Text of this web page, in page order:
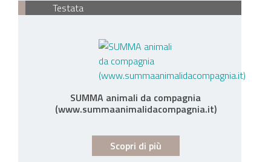
Testata
SUMMA animali da compagnia
(www.summaanimalidacompagnia.it)
Scopri di più